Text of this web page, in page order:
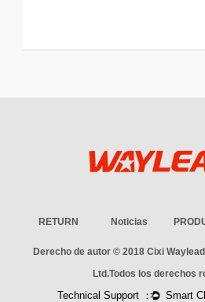
RETURN Noticias
Derecho de autor © 2018 Cixi
Ltd.Todos los derechos